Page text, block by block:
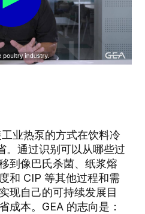
业热泵的方式在饮料冷
。通过识别可以从哪些过
到像巴氏杀菌、纸浆熔
和 CIP 等其他过程和需
现自己的可持续发展目
成本。GEA 的志向是：